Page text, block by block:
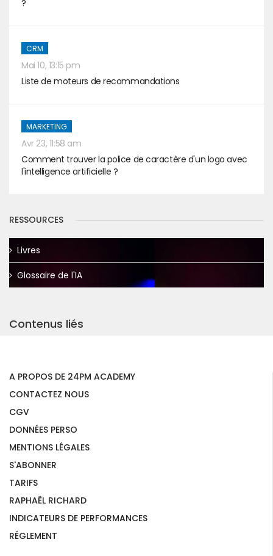
?
CRM
Mai 10, 13:15 pm
Liste de moteurs de recommandations
MARKETING
Avr 23, 11:58 am
Comment trouver la police de caractère d'un logo avec
l'intelligence artificielle ?
RESSOURCES
Livres
Glossaire de l'IA
Contenus liés
A PROPOS DE 24PM ACADEMY
CONTACTEZ NOUS
CGV
DONNÉES PERSO
MENTIONS LÉGALES
S'ABONNER
TARIFS
RAPHAËL RICHARD
INDICATEURS DE PERFORMANCES
RÉGLEMENT